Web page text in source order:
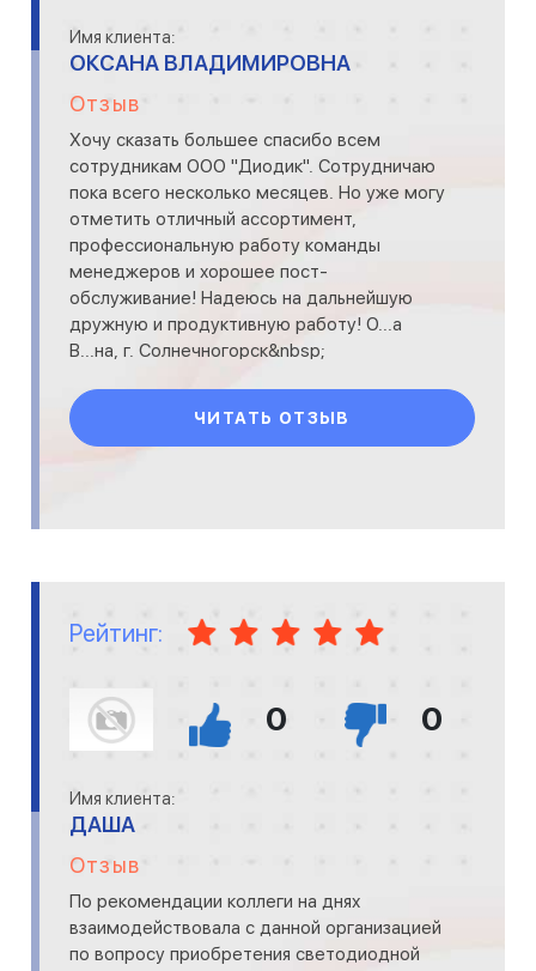
Имя клиента:
ОКСАНА ВЛАДИМИРОВНА
Отзыв
Хочу сказать большее спасибо всем
сотрудникам ООО "Диодик". Сотрудничаю
пока всего несколько месяцев. Но уже могу
отметить отличный ассортимент,
профессиональную работу команды
менеджеров и хорошее пост-
обслуживание! Надеюсь на дальнейшую
дружную и продуктивную работу! О...а
В...на, г. Солнечногорск&nbsp;
ЧИТАТЬ ОТЗЫВ
Рейтинг:
0 0
Имя клиента:
ДАША
Отзыв
По рекомендации коллеги на днях
взаимодействовала с данной организацией
по вопросу приобретения светодиодной